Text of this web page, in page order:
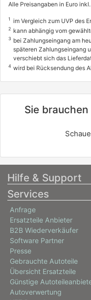
Alle Preisangaben in Euro
1 im Vergleich zum UVP des
2 kann abhängig vom
3 bei Zahlungseingang am
späteren Zahlungseingang
verschiebt sich das
4 wird bei Rücksendung des
Sie
Hilfe & Support
Services
Anfrage
Ersatzteile Anbieter
B2B Wiederverkäufer
Software Partner
Presse
Gebrauchte Autoteile
Übersicht Ersatzteile
Günstige
Autoverwertung